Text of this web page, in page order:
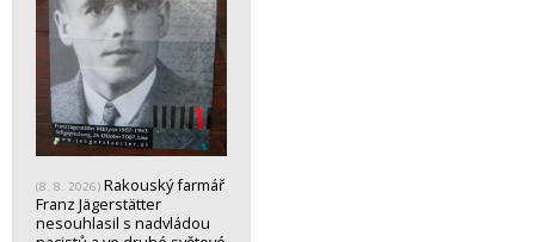
(8. 8. 2026) Rakouský farmář
Franz Jägerstätter
nesouhlasil s nadvládou